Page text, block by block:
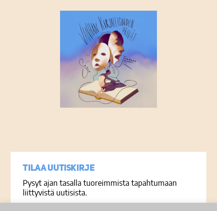
Tilaa uutiskirje
Pysyt ajan tasalla tuoreimmista tapahtumaan
liittyvistä uutisista.